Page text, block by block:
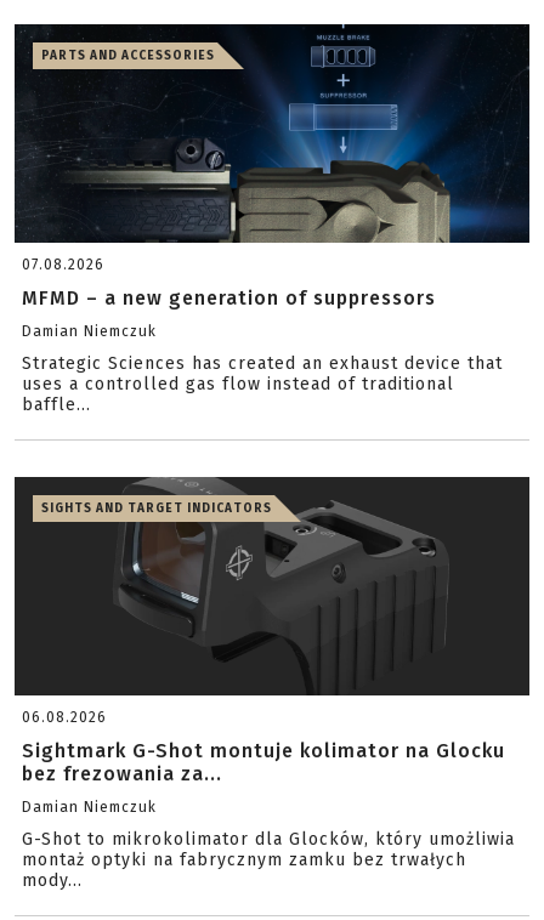
PARTS AND ACCESSORIES
07.08.2026
MFMD – a new generation of suppressors
Damian Niemczuk
Strategic Sciences has created an exhaust device that
uses a controlled gas flow instead of traditional
baffle...
SIGHTS AND TARGET INDICATORS
06.08.2026
Sightmark G-Shot montuje kolimator na Glocku
bez frezowania za...
Damian Niemczuk
G-Shot to mikrokolimator dla Glocków, który umożliwia
montaż optyki na fabrycznym zamku bez trwałych
mody...